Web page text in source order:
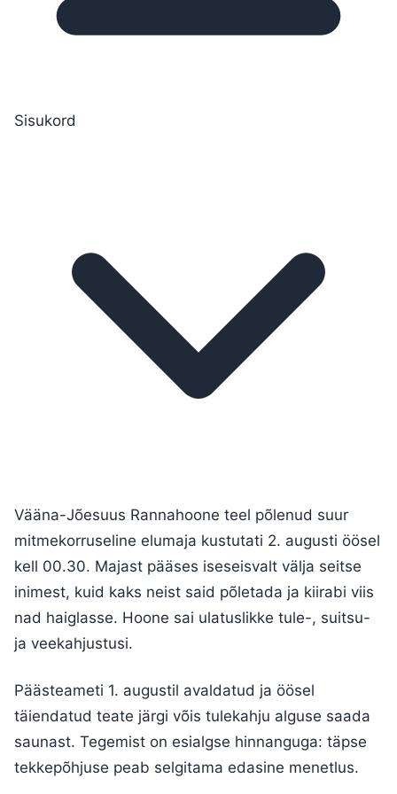
Sisukord
Vääna-Jõesuus Rannahoone teel põlenud suur
mitmekorruseline elumaja kustutati 2. augusti öösel
kell 00.30. Majast pääses iseseisvalt välja seitse
inimest, kuid kaks neist said põletada ja kiirabi viis
nad haiglasse. Hoone sai ulatuslikke tule-, suitsu-
ja veekahjustusi.
Päästeameti 1. augustil avaldatud ja öösel
täiendatud teate järgi võis tulekahju alguse saada
saunast. Tegemist on esialgse hinnanguga: täpse
tekkepõhjuse peab selgitama edasine menetlus.